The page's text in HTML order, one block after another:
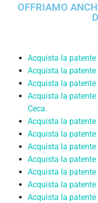
OFFRIAMO
Acquista la
Acquista la
Acquista la
Acquista la
Ceca.
Acquista la
Acquista la patente
Acquista la
Acquista la
Acquista la
Acquista la
Acquista la